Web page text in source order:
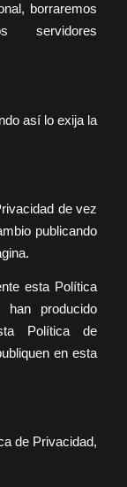
borraremos
servidores
así lo exija la
de vez
publicando
esta Política
producido
Política de
en esta
de Privacidad,